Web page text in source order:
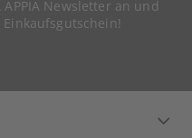
Newsletter an und